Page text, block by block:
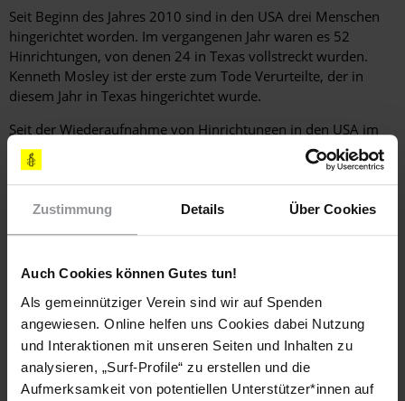
Zustimmung Details Über Cookies
Auch Cookies können Gutes tun!
Als gemeinnütziger Verein sind wir auf Spenden
angewiesen. Online helfen uns Cookies dabei Nutzung
und Interaktionen mit unseren Seiten und Inhalten zu
analysieren, „Surf-Profile“ zu erstellen und die
Aufmerksamkeit von potentiellen Unterstützer*innen auf
Seit Beginn des Jahres 2010 sind in den USA drei Menschen
hingerichtet worden. Im vergangenen Jahr waren es 52
Hinrichtungen, von denen 24 in Texas vollstreckt wurden.
Kenneth Mosley ist der erste zum Tode Verurteilte, der in
diesem Jahr in Texas hingerichtet wurde.
Seit der Wiederaufnahme von Hinrichtungen in den USA im
Jahr 1977 sind dort 1191 Menschen hingerichtet worden, 448
davon in Texas.
Weitere Aktionen des Eilaktionsnetzes sind nicht erforderlich.
Vielen Dank allen, die mit ihren Appellen versucht haben, die
HISTORIE DIESER URGENT ACTION
07. JANUAR 2010
Hinrichtung
29. NOVEMBER 2009
Bevorstehende Hinrichtung